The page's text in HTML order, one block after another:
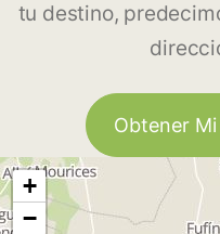
tu destino,
Obtener
+
−